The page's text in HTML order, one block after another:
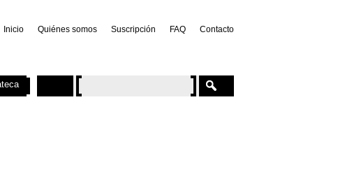
Inicio Quiénes somos Suscripción FAQ Contacto